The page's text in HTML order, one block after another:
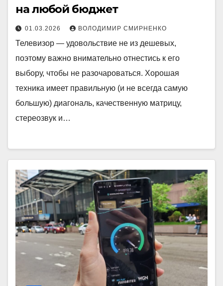
на любой бюджет
01.03.2026 ВОЛОДИМИР СМИРНЕНКО
Телевизор — удовольствие не из дешевых,
поэтому важно внимательно отнестись к его
выбору, чтобы не разочароваться. Хорошая
техника имеет правильную (и не всегда самую
большую) диагональ, качественную матрицу,
стереозвук и…